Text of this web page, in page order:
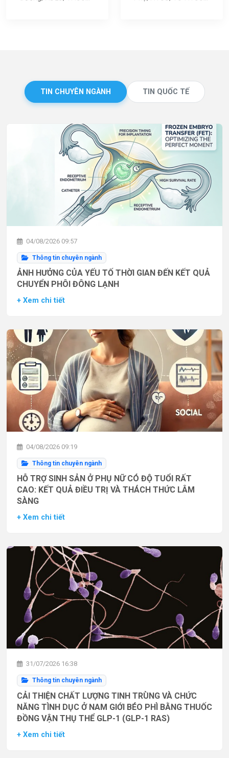
TIN CHUYÊN NGÀNH TIN QUỐC TẾ
04/08/2026 09:57
Thông tin chuyên ngành
ẢNH HƯỞNG CỦA YẾU TỐ THỜI GIAN ĐẾN KẾT QUẢ
CHUYỂN PHÔI ĐÔNG LẠNH
+ Xem chi tiết
04/08/2026 09:19
Thông tin chuyên ngành
HỖ TRỢ SINH SẢN Ở PHỤ NỮ CÓ ĐỘ TUỔI RẤT
CAO: KẾT QUẢ ĐIỀU TRỊ VÀ THÁCH THỨC LÂM
SÀNG
+ Xem chi tiết
31/07/2026 16:38
Thông tin chuyên ngành
CẢI THIỆN CHẤT LƯỢNG TINH TRÙNG VÀ CHỨC
NĂNG TÌNH DỤC Ở NAM GIỚI BÉO PHÌ BẰNG THUỐC
ĐỒNG VẬN THỤ THỂ GLP-1 (GLP-1 RAS)
+ Xem chi tiết